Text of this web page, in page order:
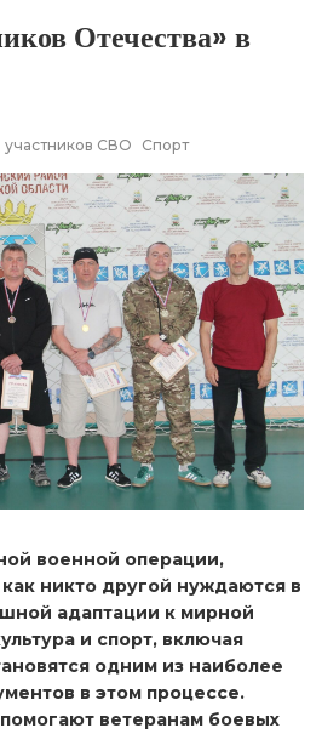
Отечества» в
СВО Спорт
военной операции,
никто другой нуждаются в
адаптации к мирной
и спорт, включая
одним из наиболее
в этом процессе.
ветеранам боевых